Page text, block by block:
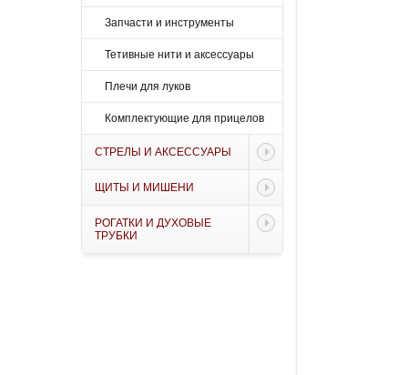
Запчасти и инструменты
Тетивные нити и аксессуары
Плечи для луков
Комплектующие для прицелов
СТРЕЛЫ И АКСЕССУАРЫ
ЩИТЫ И МИШЕНИ
РОГАТКИ И ДУХОВЫЕ
ТРУБКИ